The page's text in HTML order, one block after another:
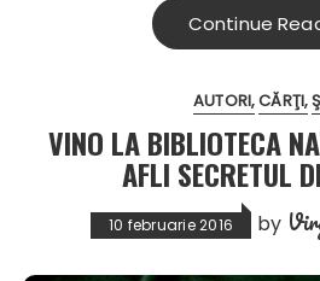
Continue
AUTORI CĂRŢI
VINO LA BIBLIOTECA
AFLI SECRETUL
10 februarie 2016 by